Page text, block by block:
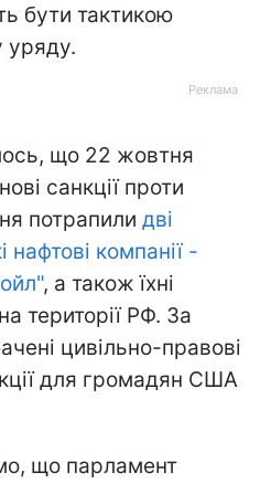
бути тактикою
уряду.
що 22 жовтня
санкції проти
потрапили дві
нафтові компанії -
, а також їхні
території РФ. За
цивільно-правові
для громадян США
що парламент